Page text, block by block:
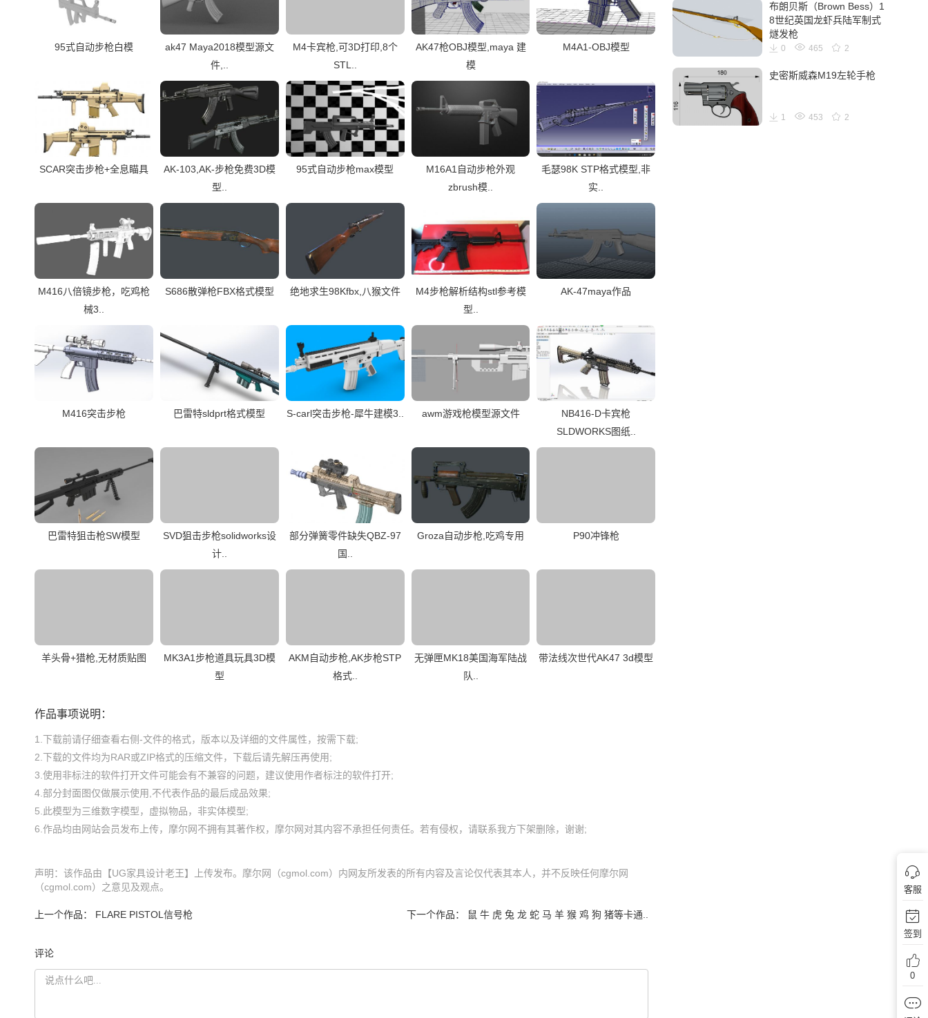
95式自动步枪白模
ak47 Maya2018模型源文
件,..
M4卡宾枪,可3D打印,8个
STL..
AK47枪OBJ模型,maya 建
模
M4A1-OBJ模型
SCAR突击步枪+全息瞄具
AK-103,AK-步枪免费3D模
型..
95式自动步枪max模型
M16A1自动步枪外观
zbrush模..
毛瑟98K STP格式模型,非
实..
M416八倍镜步枪，吃鸡枪
械3..
S686散弹枪FBX格式模型 绝地求生98Kfbx,八猴文件
M4步枪解析结构stl参考模
型..
AK-47maya作品
M416突击步枪 巴雷特sldprt格式模型 S-carl突击步枪-犀牛建模3.. awm游戏枪模型源文件
NB416-D卡宾枪
SLDWORKS图纸..
巴雷特狙击枪SW模型
SVD狙击步枪solidworks设
计..
部分弹簧零件缺失QBZ-97
国..
Groza自动步枪,吃鸡专用 P90冲锋枪
羊头骨+猎枪,无材质贴图
MK3A1步枪道具玩具3D模
型
AKM自动步枪,AK步枪STP
格式..
无弹匣MK18美国海军陆战
队..
带法线次世代AK47 3d模型
作品事项说明：
1.下载前请仔细查看右侧-文件的格式，版本以及详细的文件属性，按需下载;
2.下载的文件均为RAR或ZIP格式的压缩文件，下载后请先解压再使用;
3.使用非标注的软件打开文件可能会有不兼容的问题，建议使用作者标注的软件打开;
4.部分封面图仅做展示使用,不代表作品的最后成品效果;
5.此模型为三维数字模型，虚拟物品，非实体模型;
声明：该作品由【UG家具设计老王】上传发布。摩尔网（cgmol.com）内网友所发表的所有内容及言论仅代表其本人，并不反映任何摩尔网
（cgmol.com）之意见及观点。
上一个作品： FLARE PISTOL信号枪 下一个作品： 鼠 牛 虎 兔 龙 蛇 马 羊 猴 鸡 狗 猪等卡通..
评论
布朗贝斯（Brown Bess）1
8世纪英国龙虾兵陆军制式
燧发枪
0 465 2
史密斯威森M19左轮手枪
1 453 2
客服
签到
0